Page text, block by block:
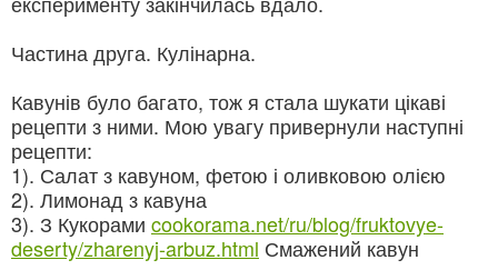
Частина друга. Кулінарна.
Кавунів було багато, тож я стала шукати цікаві
рецепти з ними. Мою увагу привернули наступні
рецепти:
1). Салат з кавуном, фетою і оливковою олією
2). Лимонад з кавуна
3). З Кукорами cookorama.net/ru/blog/fruktovye-
deserty/zharenyj-arbuz.html Смажений кавун